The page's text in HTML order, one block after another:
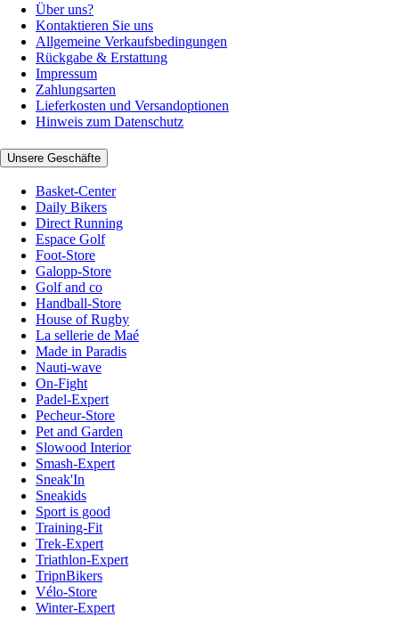
Über uns?
Kontaktieren Sie uns
Allgemeine Verkaufsbedingungen
Rückgabe & Erstattung
Impressum
Zahlungsarten
Lieferkosten und Versandoptionen
Hinweis zum Datenschutz
Unsere Geschäfte
Basket-Center
Daily Bikers
Direct Running
Espace Golf
Foot-Store
Galopp-Store
Golf and co
Handball-Store
House of Rugby
La sellerie de Maé
Made in Paradis
Nauti-wave
On-Fight
Padel-Expert
Pecheur-Store
Pet and Garden
Slowood Interior
Smash-Expert
Sneak'In
Sneakids
Sport is good
Training-Fit
Trek-Expert
Triathlon-Expert
TripnBikers
Vélo-Store
Winter-Expert